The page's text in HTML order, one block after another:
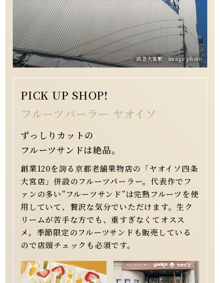
阪急大宮駅 image photo
PICK UP SHOP!
フルーツパーラー ヤオイソ
ずっしりカットの
フルーツサンドは絶品。
創業120を誇る京都老舗果物店の「ヤオイソ四条
大宮店」併設のフルーツパーラー。代表作でフ
ァンの多い”フルーツサンド”は完熟フルーツを使
用していて、贅沢な気分でいただけます。生ク
リームが苦手な方でも、重すぎなくてオスス
メ。季節限定のフルーツサンドも販売している
ので店頭チェックも必須です。